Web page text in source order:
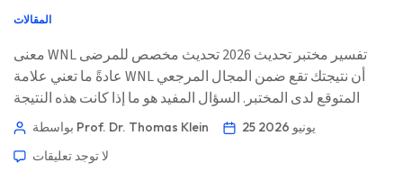
المقالات
معنى WNL تفسير مختبر تحديث 2026 تحديث مخصص للمرضى
عادةً ما تعني علامة WNL أن نتيجتك تقع ضمن المجال المرجعي
المتوقع لدى المختبر. السؤال المفيد هو ما إذا كانت هذه النتيجة
تتوافق مع أعراضك وملف المخاطر لديك ونتائجك السابقة. 📖 ~11
دقيقة 📅 25 يونيو 2026 📝 نُشر: 25 يونيو 2026 🩺 تمت المراجعة
بواسطة Prof. Dr. Thomas Klein
25 يونيو 2026
لا توجد تعليقات